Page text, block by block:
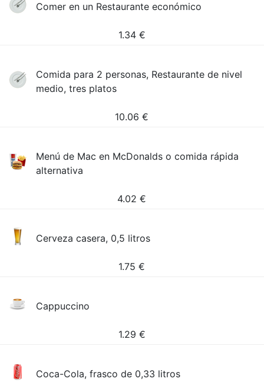
Comer en un Restaurante económico
1.34 €
Comida para 2 personas, Restaurante de nivel
medio, tres platos
10.06 €
Menú de Mac en McDonalds o comida rápida
alternativa
4.02 €
Cerveza casera, 0,5 litros
1.75 €
Cappuccino
1.29 €
Coca-Cola, frasco de 0,33 litros